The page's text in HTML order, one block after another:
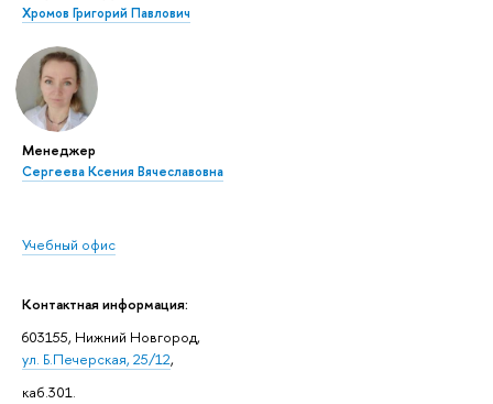
Хромов Григорий Павлович
Менеджер
Сергеева Ксения Вячеславовна
Учебный офис
Контактная информация:
603155, Нижний Новгород,
ул. Б.Печерская, 25/12,
каб.301.